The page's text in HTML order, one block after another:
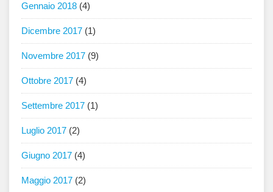
Gennaio 2018 (4)
Dicembre 2017 (1)
Novembre 2017 (9)
Ottobre 2017 (4)
Settembre 2017 (1)
Luglio 2017 (2)
Giugno 2017 (4)
Maggio 2017 (2)